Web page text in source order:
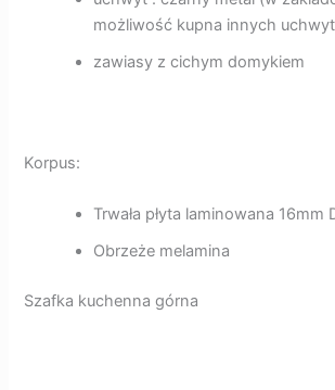
możliwość kupna innych
zawiasy z cichym domykiem
Korpus:
Trwała płyta laminowana 16mm
Obrzeże melamina
Szafka kuchenna górna